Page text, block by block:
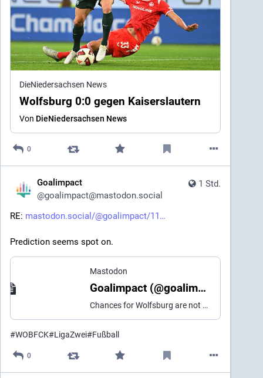
DieNiedersachsen News
Wolfsburg 0:0 gegen Kaiserslautern
Von DieNiedersachsen News
0
1 Std.
Goalimpact
@goalimpact@mastodon.social
RE: mastodon.social/@goalimpact/11
Prediction seems spot on.
Mastodon
Goalimpact (@goalimpact@mastodon.social)
Chances for Wolfsburg are not quite as high as everyone seems to be expecting. VfL Wolfsburg: 37.2% Draw: 30.8% 1. FC Kaiserslautern: 32.0% The midfield is great, but the defense seems shaky. #WOBFCK #Liga2 #Fußball
#WOBFCK#LigaZwei#Fußball
0